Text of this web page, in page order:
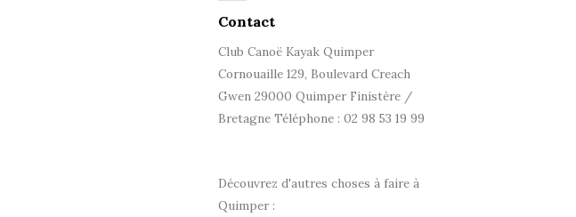
Contact
Club Canoë Kayak Quimper
Cornouaille 129, Boulevard Creach
Gwen 29000 Quimper Finistère /
Bretagne Téléphone : 02 98 53 19 99
Découvrez d'autres choses à faire à
Quimper :